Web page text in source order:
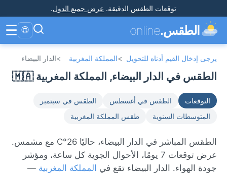
توقعات الطقس الدقيقة. عرض جميع الدول.
الطقس.online
🌐
☰
يرجى إدخال القيم أدناه للتحويل >المملكة المغربية >الدار البيضاء
الطقس في الدار البيضاء, المملكة المغربية 🇲🇦
التوقعات الطقس في أغسطس
الطقس في سبتمبر
المتوسطات السنوية
طقس المملكة المغربية
الطقس المباشر في الدار البيضاء، حاليًا 26°C مع مشمس.
عرض توقعات 7 يومًا، الأحوال الجوية كل ساعة، ومؤشر
جودة الهواء. الدار البيضاء تقع في المملكة المغربية —